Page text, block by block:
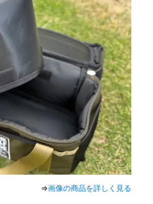
⇒画像の商品を詳しく見る